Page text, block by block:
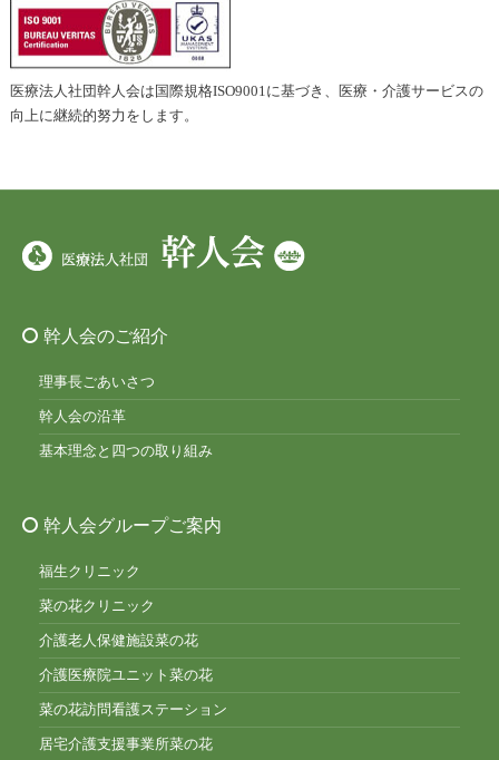
医療法人社団幹人会は国際規格ISO9001に基づき、医療・介護サービスの
向上に継続的努力をします。
幹人会のご紹介
理事長ごあいさつ
幹人会の沿革
基本理念と四つの取り組み
幹人会グループご案内
福生クリニック
菜の花クリニック
介護老人保健施設菜の花
介護医療院ユニット菜の花
菜の花訪問看護ステーション
居宅介護支援事業所菜の花